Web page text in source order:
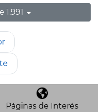
1.991
Páginas de Interés